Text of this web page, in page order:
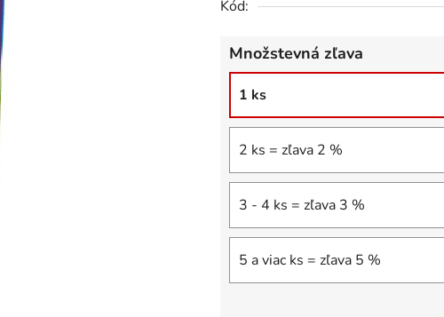
0,0
hviezdičiek.
Kód:
Množstevná zľava
1 ks
2 ks = zľava 2 %
3 - 4 ks = zľava 3 %
5 a viac ks = zľava 5 %